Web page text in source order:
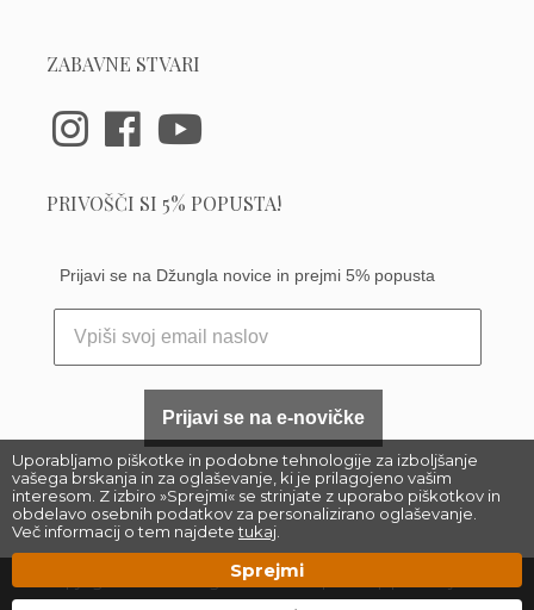
Uporabljamo piškotke in podobne tehnologije za izboljšanje
vašega brskanja in za oglaševanje, ki je prilagojeno vašim
interesom. Z izbiro »Sprejmi« se strinjate z uporabo piškotkov in
obdelavo osebnih podatkov za personalizirano oglaševanje.
Več informacij o tem najdetetukaj
Sprejmi
ZABAVNE STVARI
PRIVOŠČI SI 5% POPUSTA!
Prijavi se na Džungla novice in prejmi 5% popusta
Prijavi se na e-novičke
Džungla Plants d.o.o.